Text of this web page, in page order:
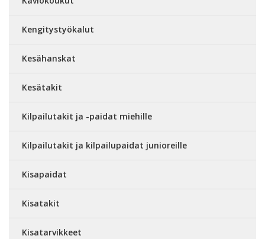
Kengitystyökalut
Kesähanskat
Kesätakit
Kilpailutakit ja -paidat miehille
Kilpailutakit ja kilpailupaidat junioreille
Kisapaidat
Kisatakit
Kisatarvikkeet